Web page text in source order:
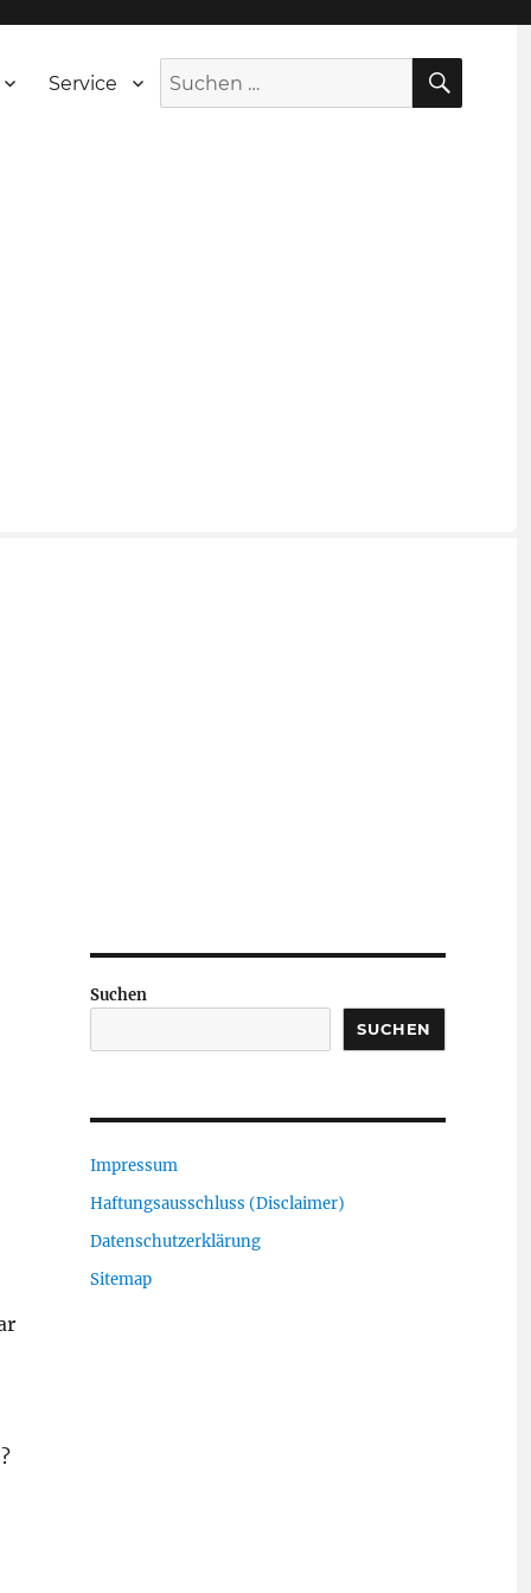
Service
Suche
nach:
Suchen
SUCHEN
Impressum
Haftungsausschluss (Disclaimer)
Datenschutzerklärung
Sitemap